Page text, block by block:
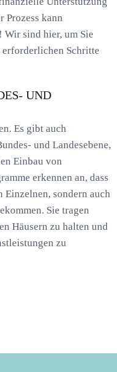
Prozess kann
sind hier, um Sie
Schritte
UND
Es gibt auch
und Landesebene,
Einbau von
erkennen an, dass
sondern auch
Sie tragen
Häusern zu halten und
zu